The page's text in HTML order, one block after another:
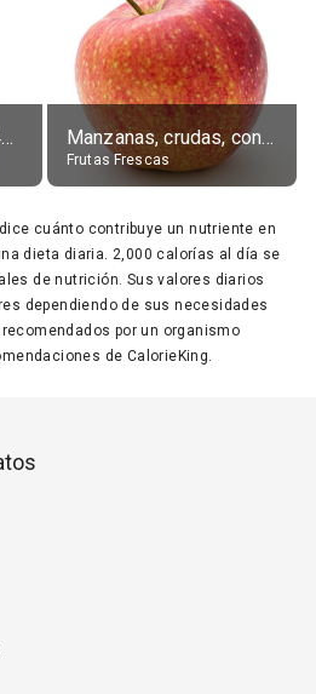
Belgian White Ale (5.4% alc.) Manzanas, crudas, con piel
Frutas Frescas
cuánto contribuye un nutriente en
dieta diaria. 2,000 calorías al día se
de nutrición. Sus valores diarios
dependiendo de sus necesidades
por un organismo
de CalorieKing.